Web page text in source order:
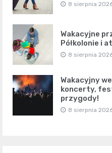
8 sierpnia
Wakacyjne
Półkolonie i
8 sierpnia
Wakacyjny
koncerty,
przygody!
8 sierpnia